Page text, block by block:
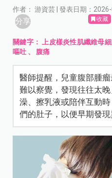
作者： 游資芸 | 發表日期：
分享 收藏
關鍵字： 上皮樣炎性肌纖維母
嘔吐 、 腹痛
醫師提醒，兒童腹部腫
難以察覺，發現往往太
澡、擦乳液或陪伴互動
們的肚子，以便早期發現